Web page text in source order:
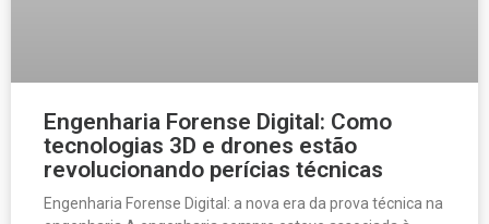
Engenharia Forense Digital: Como
tecnologias 3D e drones estão
revolucionando perícias técnicas
Engenharia Forense Digital: a nova era da prova técnica na